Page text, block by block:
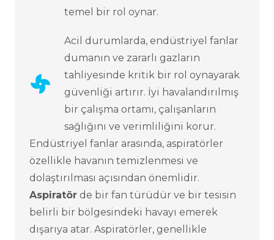
temel bir rol oynar.
Acil durumlarda, endüstriyel fanlar
dumanın ve zararlı gazların
tahliyesinde kritik bir rol oynayarak
güvenliği artırır. İyi havalandırılmış
bir çalışma ortamı, çalışanların
sağlığını ve verimliliğini korur.
Endüstriyel fanlar arasında, aspiratörler
özellikle havanın temizlenmesi ve
dolaştırılması açısından önemlidir.
Aspiratör de bir fan türüdür ve bir tesisin
belirli bir bölgesindeki havayı emerek
dışarıya atar. Aspiratörler, genellikle